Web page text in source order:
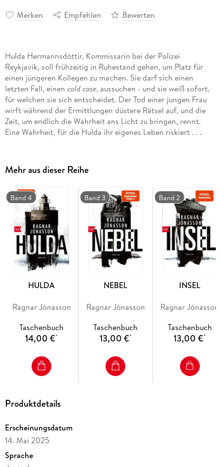
Merken Empfehlen Bewerten
Hulda Hermannsdóttir, Kommissarin bei der Polizei
Reykjavík, soll frühzeitig in Ruhestand gehen, um Platz für
einen jüngeren Kollegen zu machen. Sie darf sich einen
letzten Fall, einen cold case, aussuchen - und sie weiß sofort,
für welchen sie sich entscheidet. Der Tod einer jungen Frau
wirft während der Ermittlungen düstere Rätsel auf, und die
Zeit, um endlich die Wahrheit ans Licht zu bringen, rennt.
Eine Wahrheit, für die Hulda ihr eigenes Leben riskiert . . .
Mehr aus dieser Reihe
Band 4
HULDA
Ragnar Jónasson
Taschenbuch
14,00 €*
Band 3
NEBEL
Ragnar Jónasson
Taschenbuch
13,00 €*
Band 2
INSEL
Ragnar Jónasson
Taschenbuch
13,00 €*
Produktdetails
Erscheinungsdatum
14. Mai 2025
Sprache